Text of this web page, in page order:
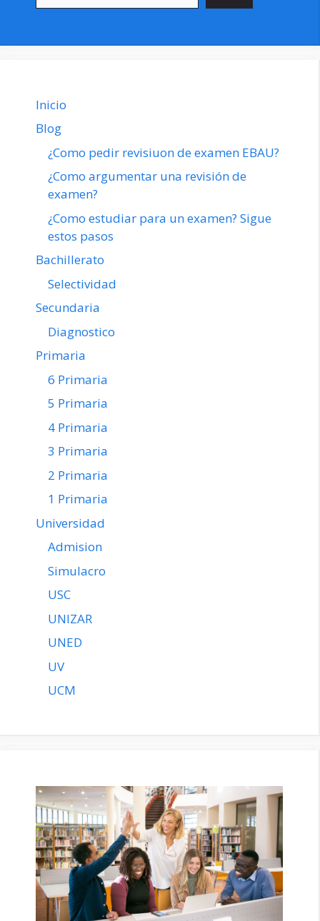
Inicio
Blog
¿Como pedir revisiuon de examen EBAU?
¿Como argumentar una revisión de
examen?
¿Como estudiar para un examen? Sigue
estos pasos
Bachillerato
Selectividad
Secundaria
Diagnostico
Primaria
6 Primaria
5 Primaria
4 Primaria
3 Primaria
2 Primaria
1 Primaria
Universidad
Admision
Simulacro
USC
UNIZAR
UNED
UV
UCM